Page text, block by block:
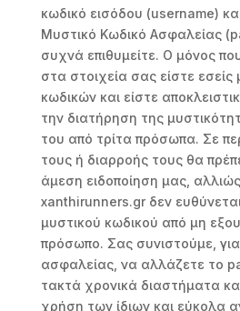
κωδικό εισόδου (username)
Μυστικό Κωδικό Ασφαλείας
συχνά επιθυμείτε. Ο μόνος
στα στοιχεία σας είστε
κωδικών και είστε
την διατήρηση της
του από τρίτα πρόσωπα. Σε
τους ή διαρροής τους θα
άμεση ειδοποίηση μας,
xanthirunners.gr δεν
μυστικού κωδικού από μη
πρόσωπο. Σας συνιστούμε,
ασφαλείας, να αλλάζετε το
τακτά χρονικά διαστήματα
χρήση των ίδιων και εύκολα